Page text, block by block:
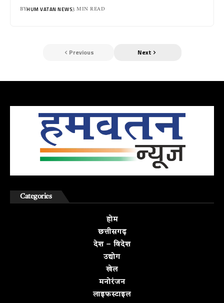
BYHUM VATAN NEWS3 MIN READ
Previous Next
Categories
होम
छत्तीसगढ़
देश – विदेश
उद्योग
खेल
मनोरंजन
लाइफस्टाइल